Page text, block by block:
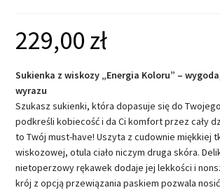
229,00 zł
Sukienka z wiskozy „Energia Koloru” –
wyrazu
Szukasz sukienki, która dopasuje się do
podkreśli kobiecość i da Ci komfort przez cały
to Twój must-have! Uszyta z cudownie miękkiej
wiskozowej, otula ciało niczym druga skóra.
nietoperzowy rękawek dodaje jej lekkości i
krój z opcją przewiązania paskiem pozwala